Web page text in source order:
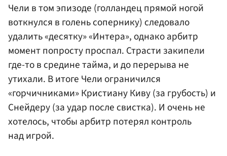
Чели в том эпизоде (голландец прямой ногой
воткнулся в голень сопернику) следовало
удалить «десятку» «Интера», однако арбитр
момент попросту проспал. Страсти закипели
где-то в средине тайма, и до перерыва не
утихали. В итоге Чели ограничился
«горчичниками» Кристиану Киву (за грубость) и
Снейдеру (за удар после свистка). И очень не
хотелось, чтобы арбитр потерял контроль
над игрой.